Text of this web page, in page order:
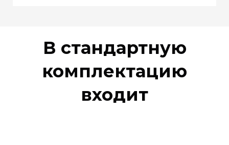
В стандартную
комплектацию
входит